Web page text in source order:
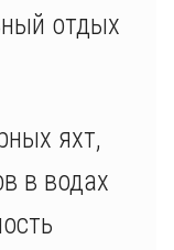
отдых
яхт,
в водах